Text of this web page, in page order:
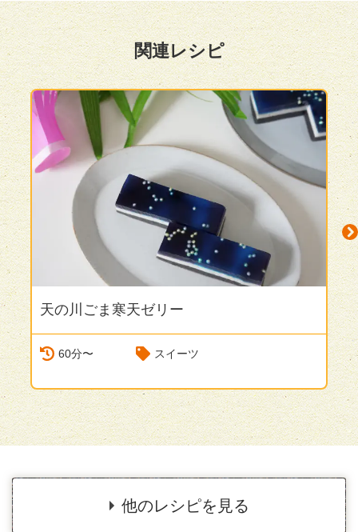
関連レシピ
天の川ごま寒天ゼリー
60分〜 スイーツ
他のレシピを見る